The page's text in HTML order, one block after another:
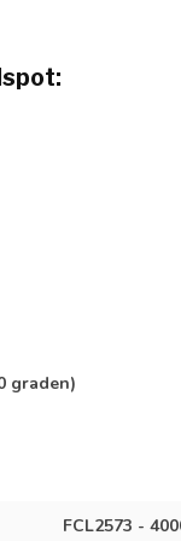
graden)
FCL2573 -